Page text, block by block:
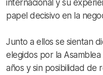
internacional y su
papel decisivo en la
Junto a ellos se sientan
elegidos por la
años y sin posibilidad de